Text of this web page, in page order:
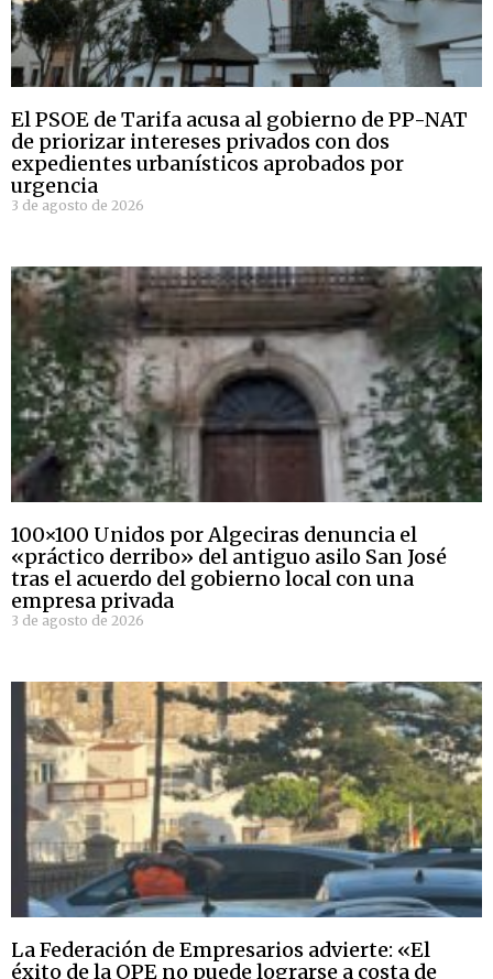
El PSOE de Tarifa acusa al gobierno de PP-NAT
de priorizar intereses privados con dos
expedientes urbanísticos aprobados por
urgencia
3 de agosto de 2026
100×100 Unidos por Algeciras denuncia el
«práctico derribo» del antiguo asilo San José
tras el acuerdo del gobierno local con una
empresa privada
3 de agosto de 2026
La Federación de Empresarios advierte: «El
éxito de la OPE no puede lograrse a costa de